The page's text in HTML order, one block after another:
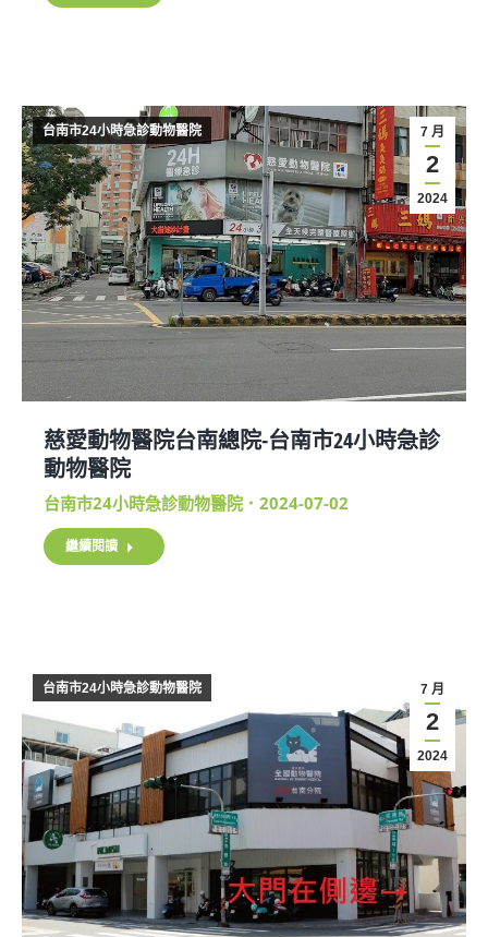
7 月
2
2024
台南市24小時急診動物醫院
慈愛動物醫院台南總院-台南市24小時急診
動物醫院
台南市24小時急診動物醫院 2024-07-02
繼續閱讀
7 月
2
2024
台南市24小時急診動物醫院